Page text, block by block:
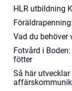
HLR utbildning
Vad du behöver
Fotvård i
fötter
Så här